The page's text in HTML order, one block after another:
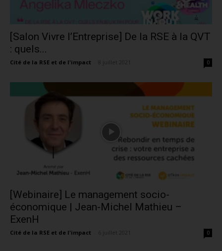
[Salon Vivre l’Entreprise] De la RSE à la QVT
: quels...
Cité de la RSE et de l'impact 8 juillet 2021 0
[Webinaire] Le management socio-
économique | Jean-Michel Mathieu –
ExenH
Cité de la RSE et de l'impact 6 juillet 2021 0